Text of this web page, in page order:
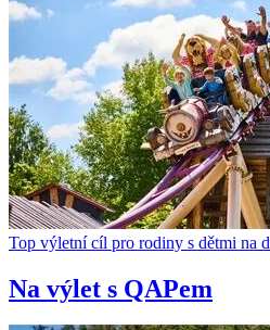
Top výletní cíl pro rodiny s dětmi na
Na výlet s QAPem